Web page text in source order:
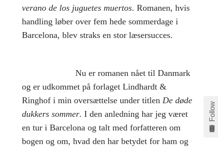
verano de los juguetes muertos. Romanen, hvis
handling løber over fem hede sommerdage i
Barcelona, blev straks en stor læsersucces.
Nu er romanen nået til Danmark
og er udkommet på forlaget Lindhardt &
Ringhof i min oversættelse under titlen De døde
dukkers sommer. I den anledning har jeg været
en tur i Barcelona og talt med forfatteren om
bogen og om, hvad den har betydet for ham og
Follow